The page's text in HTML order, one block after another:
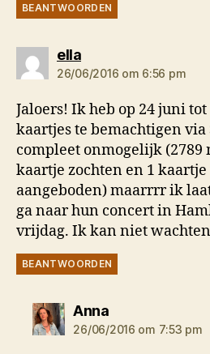
BEANTWOORDEN
ellazegt:
26/06/2016 om 6:56 pm
Jaloers! Ik heb op 24 juni
kaartjes te bemachtigen
compleet onmogelijk (2789
kaartje zochten en 1
aangeboden) maarrrr ik
ga naar hun concert in
vrijdag. Ik kan niet
BEANTWOORDEN
Annazegt:
26/06/2016 om 7:53 pm